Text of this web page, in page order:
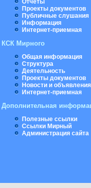
Отчеты
Проекты документов
Публичные слушания
Информация
Интернет-приемная
КСК Мирного
Общая информация
Структура
Деятельность
Проекты документов
Новости и объявления
Интернет-приемная
Дополнительная
Полезные ссылки
Ссылки Мирный
Администрация сайта